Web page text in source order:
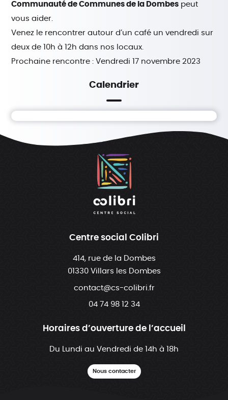
Communauté de Communes de la Dombes peut
vous aider.
Venez le rencontrer autour d’un café un vendredi sur
deux de 10h à 12h dans nos locaux.
Prochaine rencontre : Vendredi 17 novembre 2023
Calendrier
Centre social Colibri
414, rue de la Dombes
01330 Villars les Dombes
contact@cs-colibri.fr
04 74 98 12 34
Horaires d’ouverture de l’accueil
Du Lundi au Vendredi de 14h à 18h
Nous contacter